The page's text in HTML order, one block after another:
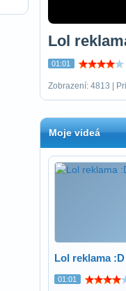
Lol
01:01
Zobrazení: 4813 |
Moje videá
Lol reklama :D
01:01